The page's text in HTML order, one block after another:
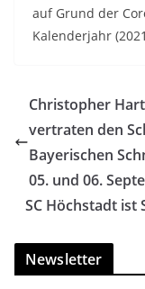
auf Grund der
Kalenderjahr
Christopher
vertraten den
Bayerischen
05. und 06.
SC Höchstadt ist
Newsletter